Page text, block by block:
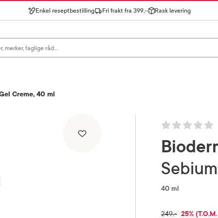
Enkel reseptbestilling Fri frakt fra 399,- Rask levering
Creme, 40 ml
40 ml
FULLPRIS
249,- 25%